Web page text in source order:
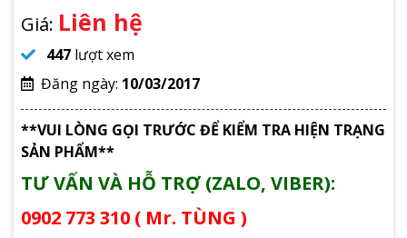
Giá: Liên hệ
447 lượt xem
Đăng ngày: 10/03/2017
**VUI LÒNG GỌI TRƯỚC ĐỂ KIỂM TRA HIỆN TRẠNG
SẢN PHẨM**
TƯ VẤN VÀ HỖ TRỢ (ZALO, VIBER):
0902 773 310 ( Mr. TÙNG )